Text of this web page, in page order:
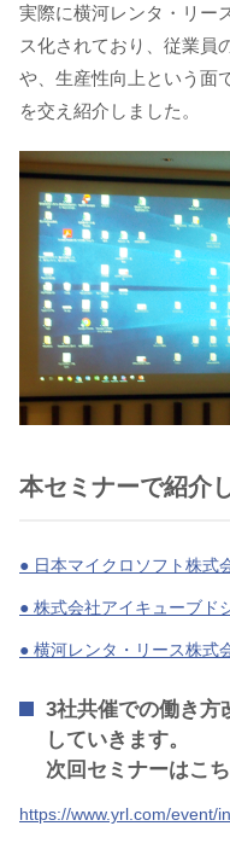
実際に横河レンタ・リー
ス化されており、従業員
や、生産性向上という面
を交え紹介しました。
本セミナーで紹介
● 日本マイクロソフト株式
● 株式会社アイキューブ
● 横河レンタ・リース株
3社共催での働き方
していきます。
次回セミナーはこ
https://www.yrl.com/event/